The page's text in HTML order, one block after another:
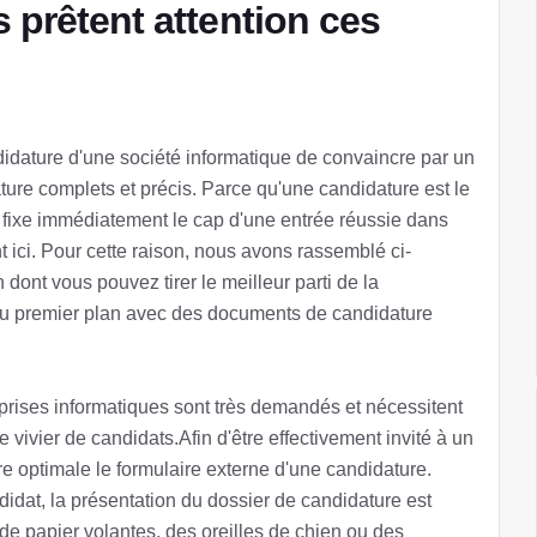
prêtent attention ces
d'une société informatique de convaincre par un
complets et précis. Parce qu'une candidature est le
immédiatement le cap d'une entrée réussie dans
Pour cette raison, nous avons rassemblé ci-
vous pouvez tirer le meilleur parti de la
premier plan avec des documents de candidature
informatiques sont très demandés et nécessitent
vivier de candidats.Afin d'être effectivement invité à un
optimale le formulaire externe d'une candidature.
la présentation du dossier de candidature est
papier volantes, des oreilles de chien ou des